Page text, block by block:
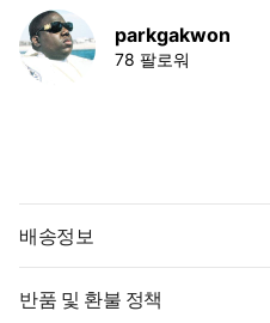
parkgakwon
78 팔로워
배송정보
반품 및 환불 정책